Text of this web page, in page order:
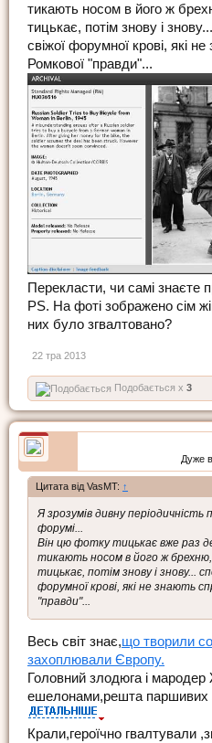
тикають носом в його ж
тицькає, потім знову і
свіжої форумної крові, які
Ромкової "правди"...
Перекласти, чи самі знаєте
PS. На фоті зображено сім
них було згвалтовано?
22 тра 2013
Подобається x 3
Дуже
Цитата від VasMT: ↑
Я зрозумів дивну періодичність
форумі...
Він цю фотку тицькає вже раз
тикають носом в його ж брехню,
тицькає, потім знову і знову...
форумної крові, які не знають
"правди"...
Весь світ знає,що творили
захоплювали Європу.
Головний злодюга і
ешелонами,решта паршивих
Крали,героїчно гвалтували